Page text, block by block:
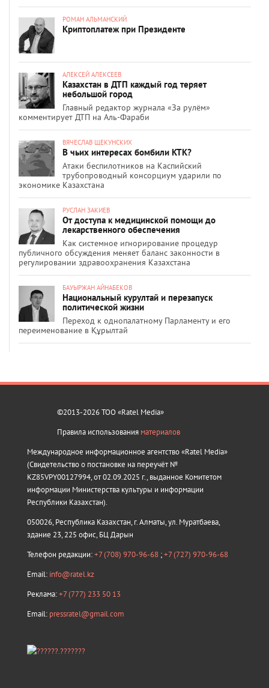
РОМАН АЛЬМАНСКИЙ
Криптоплатеж при Президенте
АЛЕКСЕЙ АЛЕКСЕЕВ
Казахстан в ДТП каждый год теряет
небольшой город
Главный редактор журнала «За рулём»
комментирует ДТП на Аль-Фараби
ВЯЧЕСЛАВ ЩЕКУНСКИХ
В чьих интересах бомбили КТК?
Атаки беспилотников на Каспийский
трубопроводный консорциум ударили по
экономике Казахстана
РУСЛАН ЗАКИЕВ
От доступа к медицинской помощи до
лекарственного обеспечения
Как системное игнорирование процедур
публичного обсуждения меняет баланс законности в
регулировании здравоохранения Казахстана
БАУЫРЖАН АЙНАБЕКОВ
Национальный курултай и перезапуск
политической жизни
Переход к однопалатному Парламенту и его
переименование в Құрылтай
©2013-2026 ТОО «Ratel Media»
Правила использования материалов
Международное информационное агентство «Ratel Media»
(Свидетельство о постановке на переучёт №
KZ85VPY00127994, от 02.09.2025 г., выданное Комитетом
информации Министерства культуры и информации
Республики Казахстан).
050026, Республика Казахстан, г. Алматы, ул. Муратбаева,
здание 23, 225 офис, БЦ Дарын
Телефон редакции:+7 (708) 970-96-68 ;+7 (727) 970-96-68
Email: info@ratel.kz
Реклама:+7 (777) 233 50 13
Email: pressratel@gmail.com